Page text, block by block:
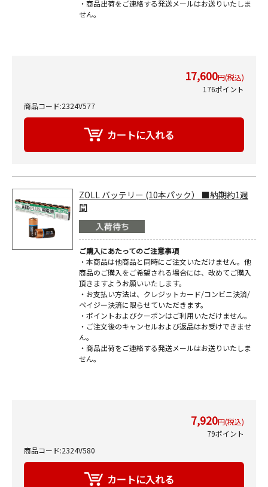
・商品出荷をご連絡する発送メールはお送りいたしま
せん。
17,600円(税込)
176ポイント
商品コード:2324V577
ZOLL バッテリー (10本パック） ■納期約1週
間
ご購入にあたってのご注意事項
・本商品は他商品と同時にご注文いただけません。他
商品のご購入をご希望される場合には、改めてご購入
頂きますようお願いいたします。
・お支払い方法は、クレジットカード/コンビニ決済/
ペイジー決済に限らせていただきます。
・ポイントおよびクーポンはご利用いただけません。
・ご注文後のキャンセルおよび返品はお受けできませ
ん。
・商品出荷をご連絡する発送メールはお送りいたしま
せん。
7,920円(税込)
79ポイント
商品コード:2324V580